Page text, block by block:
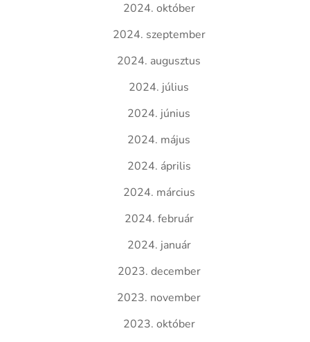
2024. október
2024. szeptember
2024. augusztus
2024. július
2024. június
2024. május
2024. április
2024. március
2024. február
2024. január
2023. december
2023. november
2023. október